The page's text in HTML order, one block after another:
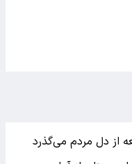
از دل مردم می‌گذرد